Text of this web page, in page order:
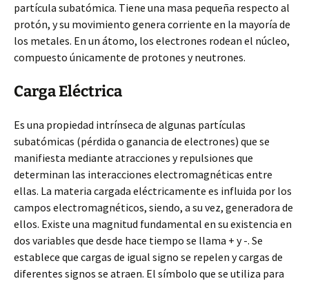
partícula subatómica. Tiene una masa pequeña respecto al
protón, y su movimiento genera corriente en la mayoría de
los metales. En un átomo, los electrones rodean el núcleo,
compuesto únicamente de protones y neutrones.
Carga Eléctrica
Es una propiedad intrínseca de algunas partículas
subatómicas (pérdida o ganancia de electrones) que se
manifiesta mediante atracciones y repulsiones que
determinan las interacciones electromagnéticas entre
ellas. La materia cargada eléctricamente es influida por los
campos electromagnéticos, siendo, a su vez, generadora de
ellos. Existe una magnitud fundamental en su existencia en
dos variables que desde hace tiempo se llama + y -. Se
establece que cargas de igual signo se repelen y cargas de
diferentes signos se atraen. El símbolo que se utiliza para